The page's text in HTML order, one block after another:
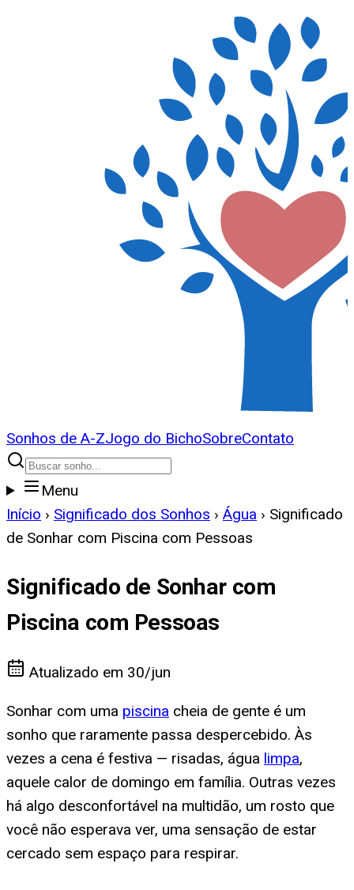
Sonhos de A-ZJogo do BichoSobreContato
Menu
Início › Significado dos Sonhos › Água › Significado
de Sonhar com Piscina com Pessoas
Significado de Sonhar com
Piscina com Pessoas
Atualizado em 30/jun
Sonhar com uma piscina cheia de gente é um
sonho que raramente passa despercebido. Às
vezes a cena é festiva — risadas, água limpa,
aquele calor de domingo em família. Outras vezes
há algo desconfortável na multidão, um rosto que
você não esperava ver, uma sensação de estar
cercado sem espaço para respirar.